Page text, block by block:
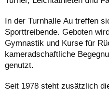
In der Turnhalle Au treffen
Sporttreibende. Geboten
Gymnastik und Kurse für
kameradschaftliche
genutzt.
Seit 1978 steht zusätzlich